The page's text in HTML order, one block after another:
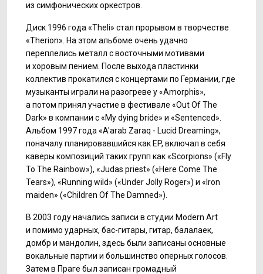
из симфонических оркестров.
Диск 1996 года «Theli» стал прорывом в творчестве
«Therion». На этом альбоме очень удачно
переплелись металл с восточными мотивами
и хоровым пением. После выхода пластинки
коллектив прокатился с концертами по Германии, где
музыканты играли на разогреве у «Amorphis»,
а потом принял участие в фестивале «Out Of The
Dark» в компании с «My dying bride» и «Sentenced».
Альбом 1997 года «A'arab Zaraq - Lucid Dreaming»,
поначалу планировавшийся как EP, включал в себя
каверы композиций таких групп как «Scorpions» («Fly
To The Rainbow»), «Judas priest» («Here Come The
Tears»), «Running wild» («Under Jolly Roger») и «Iron
maiden» («Children Of The Damned»).
В 2003 году начались записи в студии Modern Art
и помимо ударных, бас-гитары, гитар, балалаек,
домбр и мандолин, здесь были записаны основные
вокальные партии и большинство оперных голосов.
Затем в Праге был записан громадный